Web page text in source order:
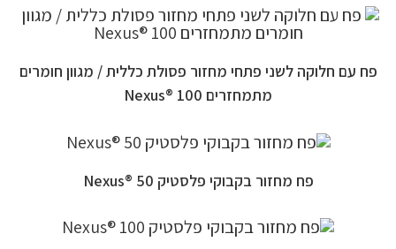
פח עם חלוקה לשני פתחי מחזור פסולת כללית / מגוון חומרים
מתמחזרים 100 ®Nexus
פח מחזור בקבוקי פלסטיק 50 ®Nexus